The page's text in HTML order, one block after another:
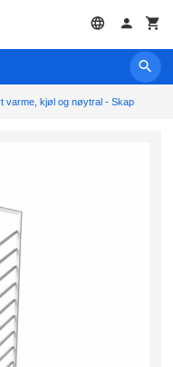
varme, kjøl og nøytral - Skap